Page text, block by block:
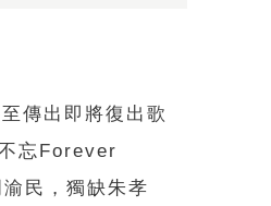
傳出即將復出歌
忘Forever
民，獨缺朱孝